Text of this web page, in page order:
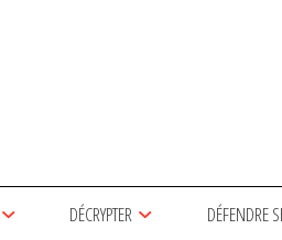
DÉCRYPTER DÉFENDRE